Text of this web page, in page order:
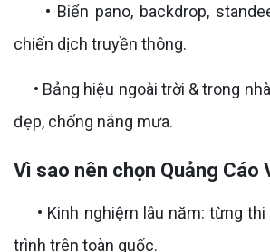
• Biển pano, backdrop,
chiến dịch truyền thông.
• Bảng hiệu ngoài trời & trong
đẹp, chống nắng mưa.
Vì sao nên chọn Quảng Cáo
• Kinh nghiệm lâu năm: từng thi
trình trên toàn quốc.